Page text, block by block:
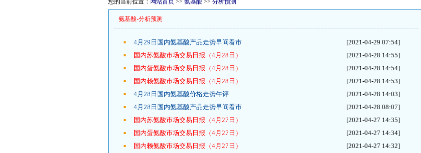
您的当前位置： 网站首页 >> 氨基酸 >> 分析预测
氨基酸-分析预测
4月29日国内氨基酸产品走势早间看市
[2021-04-29 07:54]
国内苏氨酸市场交易日报（4月28日）
[2021-04-28 14:55]
国内蛋氨酸市场交易日报（4月28日）
[2021-04-28 14:54]
国内赖氨酸市场交易日报（4月28日）
[2021-04-28 14:53]
4月28日国内氨基酸价格走势午评
[2021-04-28 14:03]
4月28日国内氨基酸产品走势早间看市
[2021-04-28 08:07]
国内苏氨酸市场交易日报（4月27日）
[2021-04-27 14:35]
国内蛋氨酸市场交易日报（4月27日）
[2021-04-27 14:34]
国内赖氨酸市场交易日报（4月27日）
[2021-04-27 14:32]